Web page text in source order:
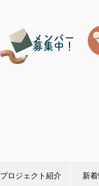
メンバー
募集中！
プロジェクト紹介 新